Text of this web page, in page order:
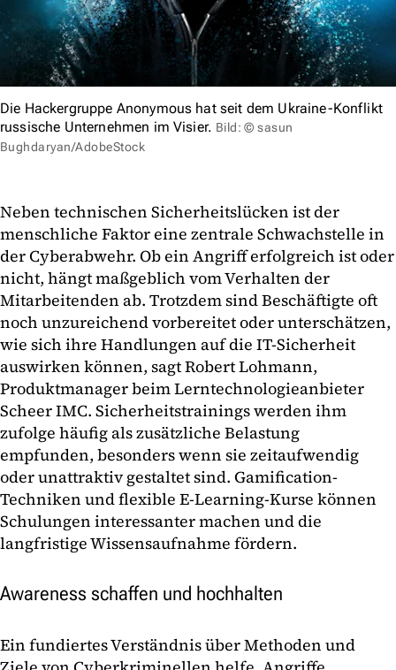
Die Hackergruppe Anonymous hat seit dem Ukraine-Konflikt
russische Unternehmen im Visier. Bild: © sasun
Bughdaryan/AdobeStock
Neben technischen Sicherheitslücken ist der
menschliche Faktor eine zentrale Schwachstelle in
der Cyberabwehr. Ob ein Angriff erfolgreich ist oder
nicht, hängt maßgeblich vom Verhalten der
Mitarbeitenden ab. Trotzdem sind Beschäftigte oft
noch unzureichend vorbereitet oder unterschätzen,
wie sich ihre Handlungen auf die IT-Sicherheit
auswirken können, sagt Robert Lohmann,
Produktmanager beim Lerntechnologieanbieter
Scheer IMC. Sicherheitstrainings werden ihm
zufolge häufig als zusätzliche Belastung
empfunden, besonders wenn sie zeitaufwendig
oder unattraktiv gestaltet sind. Gamification-
Techniken und flexible E-Learning-Kurse können
Schulungen interessanter machen und die
langfristige Wissensaufnahme fördern.
Awareness schaffen und hochhalten
Ein fundiertes Verständnis über Methoden und